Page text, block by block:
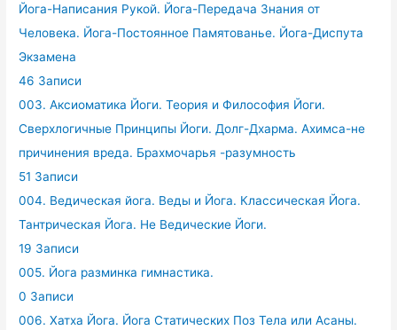
Йога-Написания Рукой. Йога-Передача Знания от
Человека. Йога-Постоянное Памятованье. Йога-Диспута
Экзамена
46 Записи
003. Аксиоматика Йоги. Теория и Философия Йоги.
Сверхлогичные Принципы Йоги. Долг-Дхарма. Ахимса-не
причинения вреда. Брахмочарья -разумность
51 Записи
004. Ведическая йога. Веды и Йога. Классическая Йога.
Тантрическая Йога. Не Ведические Йоги.
19 Записи
005. Йога разминка гимнастика.
0 Записи
006. Хатха Йога. Йога Статических Поз Тела или Асаны.